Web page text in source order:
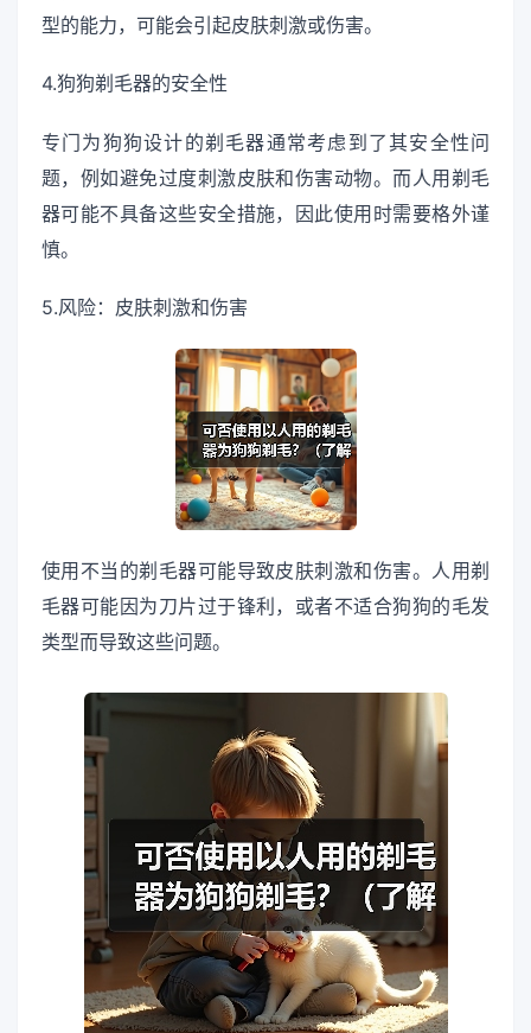
型的能力，可能会引起皮肤刺激或伤害。
4.狗狗剃毛器的安全性
专门为狗狗设计的剃毛器通常考虑到了其安全性问
题，例如避免过度刺激皮肤和伤害动物。而人用剃毛
器可能不具备这些安全措施，因此使用时需要格外谨
慎。
5.风险：皮肤刺激和伤害
使用不当的剃毛器可能导致皮肤刺激和伤害。人用剃
毛器可能因为刀片过于锋利，或者不适合狗狗的毛发
类型而导致这些问题。